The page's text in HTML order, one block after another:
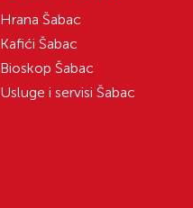
Hrana Šabac
Kafići Šabac
Bioskop Šabac
Usluge i servisi Šabac